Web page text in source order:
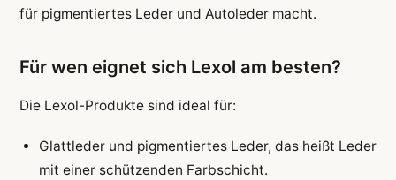
für pigmentiertes Leder und Autoleder macht.
Für wen eignet sich Lexol am besten?
Die Lexol-Produkte sind ideal für:
Glattleder und pigmentiertes Leder, das heißt Leder
mit einer schützenden Farbschicht.